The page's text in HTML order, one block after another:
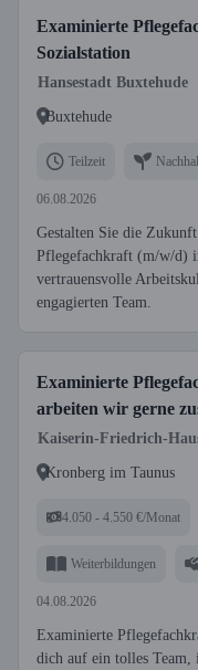
Examinierte
Sozialstation
Hansestadt Buxtehude
Buxtehude
Teilzeit
06.08.2026
Gestalten Sie die
Pflegefachkraft (m/w/d)
vertrauensvolle
engagierten Team.
Examinierte
arbeiten wir gerne
Kaiserin-Friedrich-
Kronberg im Taunus
4.050 - 4.550 €/Monat
Weiterbildungen
04.08.2026
Examinierte
dich auf ein tolles